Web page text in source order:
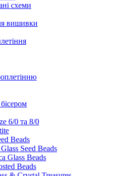
схеми
вишивки
6/0 та 8/0
Beads
Seed Beads
Glass Beads
Beads